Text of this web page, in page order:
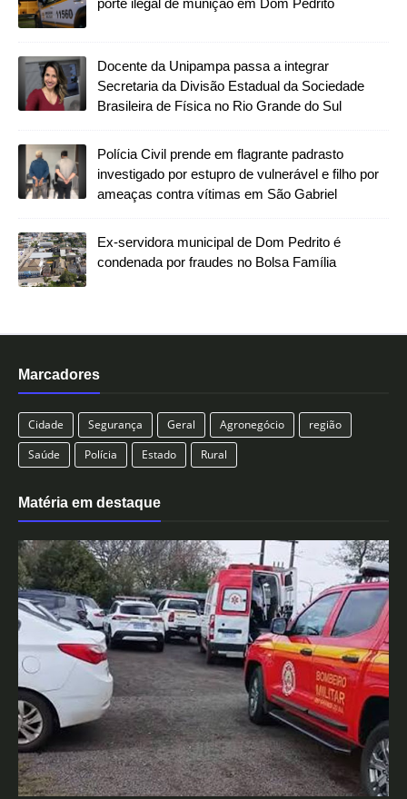
porte ilegal de munição em Dom Pedrito
Docente da Unipampa passa a integrar
Secretaria da Divisão Estadual da Sociedade
Brasileira de Física no Rio Grande do Sul
Polícia Civil prende em flagrante padrasto
investigado por estupro de vulnerável e filho por
ameaças contra vítimas em São Gabriel
Ex-servidora municipal de Dom Pedrito é
condenada por fraudes no Bolsa Família
Marcadores
Cidade Segurança Geral Agronegócio
região
Saúde
Polícia Estado Rural
Matéria em destaque